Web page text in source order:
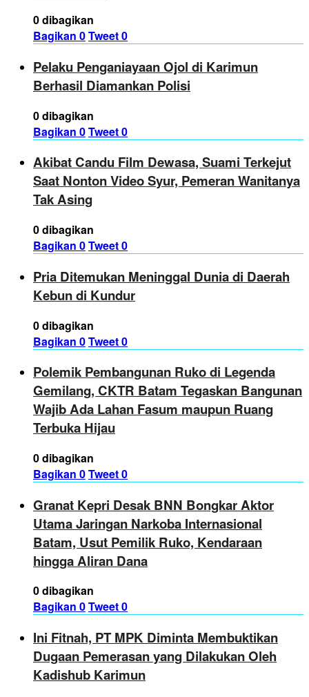
0 dibagikan
Bagikan 0Tweet0
Pelaku Penganiayaan Ojol di Karimun
Berhasil Diamankan Polisi
0 dibagikan
Bagikan 0Tweet0
Akibat Candu Film Dewasa, Suami Terkejut
Saat Nonton Video Syur, Pemeran Wanitanya
Tak Asing
0 dibagikan
Bagikan 0Tweet0
Pria Ditemukan Meninggal Dunia di Daerah
Kebun di Kundur
0 dibagikan
Bagikan 0Tweet0
Polemik Pembangunan Ruko di Legenda
Gemilang, CKTR Batam Tegaskan Bangunan
Wajib Ada Lahan Fasum maupun Ruang
Terbuka Hijau
0 dibagikan
Bagikan 0Tweet0
Granat Kepri Desak BNN Bongkar Aktor
Utama Jaringan Narkoba Internasional
Batam, Usut Pemilik Ruko, Kendaraan
hingga Aliran Dana
0 dibagikan
Bagikan 0Tweet0
Ini Fitnah, PT MPK Diminta Membuktikan
Dugaan Pemerasan yang Dilakukan Oleh
Kadishub Karimun